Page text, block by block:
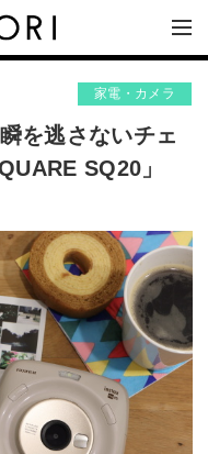
家電・カメラ
を逃さないチェ
SQ20」